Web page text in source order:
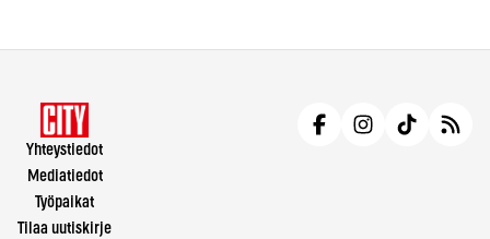
Yhteystiedot
Mediatiedot
Työpaikat
Tilaa uutiskirje